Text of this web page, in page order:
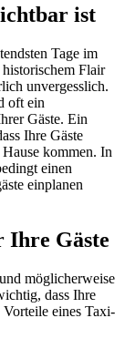
ist
Tage im
Flair
unvergesslich.
oft ein
Gäste. Ein
Ihre Gäste
kommen. In
einen
einplanen
Ihre Gäste
möglicherweise
dass Ihre
eines Taxi-